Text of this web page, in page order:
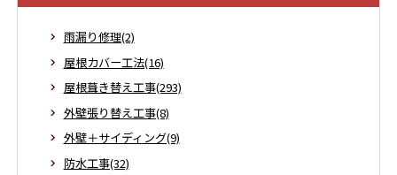
雨漏り修理(2)
屋根カバー工法(16)
屋根葺き替え工事(293)
外壁張り替え工事(8)
外壁＋サイディング(9)
防水工事(32)